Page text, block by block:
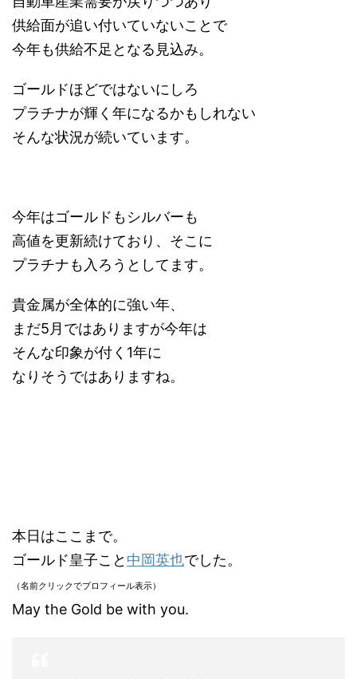
供給面が追い付いていないことで
今年も供給不足となる見込み。
ゴールドほどではないにしろ
プラチナが輝く年になるかもしれない
そんな状況が続いています。
今年はゴールドもシルバーも
高値を更新続けており、そこに
プラチナも入ろうとしてます。
貴金属が全体的に強い年、
まだ5月ではありますが今年は
そんな印象が付く1年に
なりそうではありますね。
本日はここまで。
ゴールド皇子こと 中岡英也でした。
（名前クリックでプロフィール表示）
May the Gold be with you.